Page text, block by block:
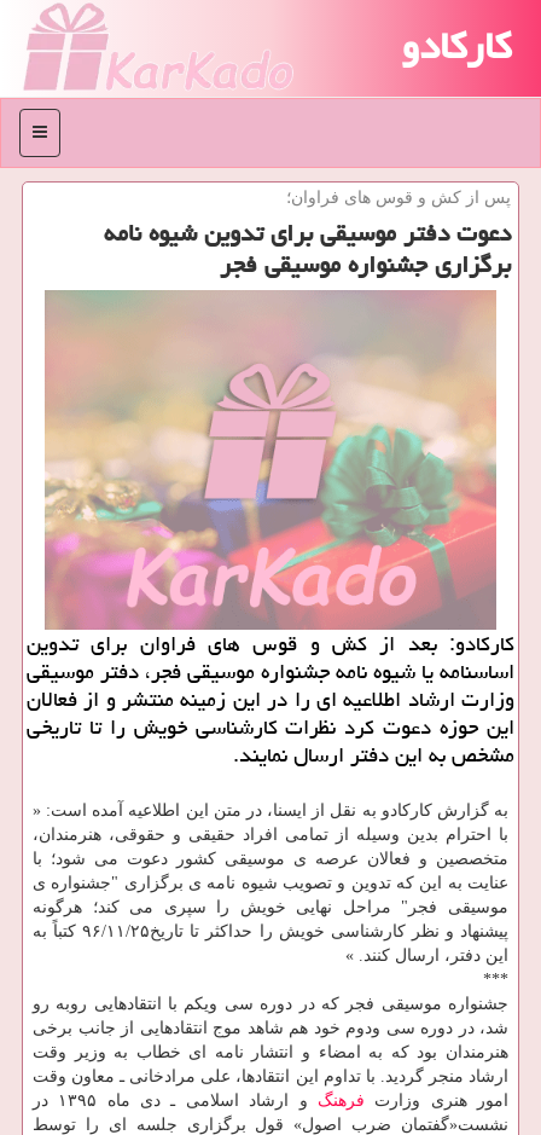
کارکادو
منو
پس از كش و قوس های فراوان؛
دعوت دفتر موسیقی برای تدوین شیوه نامه
برگزاری جشنواره موسیقی فجر
كاركادو: بعد از كش و قوس های فراوان برای تدوین
اساسنامه یا شیوه نامه جشنواره موسیقی فجر، دفتر موسیقی
وزارت ارشاد اطلاعیه ای را در این زمینه منتشر و از فعالان
این حوزه دعوت كرد نظرات كارشناسی خویش را تا تاریخی
مشخص به این دفتر ارسال نمایند.
به گزارش كاركادو به نقل از ایسنا، در متن این اطلاعیه آمده است: «
با احترام بدین وسیله از تمامی افراد حقیقی و حقوقی، هنرمندان،
متخصصین و فعالان عرصه ی موسیقی كشور دعوت می شود؛ با
عنایت به این كه تدوین و تصویب شیوه نامه ی برگزاری "جشنواره ی
موسیقی فجر" مراحل نهایی خویش را سپری می كند؛ هرگونه
پیشنهاد و نظر كارشناسی خویش را حداكثر تا تاریخ۹۶/۱۱/۲۵ كتباً به
این دفتر، ارسال كنند. »
***
جشنواره موسیقی فجر كه در دوره سی ویكم با انتقادهایی روبه رو
شد، در دوره سی ودوم خود هم شاهد موج انتقادهایی از جانب برخی
هنرمندان بود كه به امضاء و انتشار نامه ای خطاب به وزیر وقت
ارشاد منجر گردید. با تداوم این انتقادها، علی مرادخانی ـ معاون وقت
امور هنری وزارت فرهنگ
و ارشاد اسلامی ـ دی ماه ۱۳۹۵ در
نشست«گفتمان ضرب اصول» قول برگزاری جلسه ای را توسط